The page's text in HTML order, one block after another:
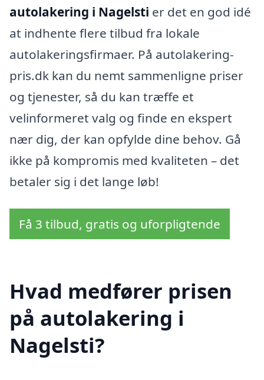
autolakering i Nagelsti er det en god idé
at indhente flere tilbud fra lokale
autolakeringsfirmaer. På autolakering-
pris.dk kan du nemt sammenligne priser
og tjenester, så du kan træffe et
velinformeret valg og finde en ekspert
nær dig, der kan opfylde dine behov. Gå
ikke på kompromis med kvaliteten – det
betaler sig i det lange løb!
Få 3 tilbud, gratis og uforpligtende
Hvad medfører prisen
på autolakering i
Nagelsti?